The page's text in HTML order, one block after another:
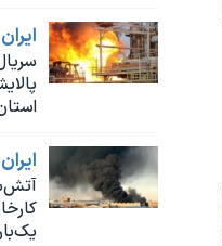
ايران
ايران